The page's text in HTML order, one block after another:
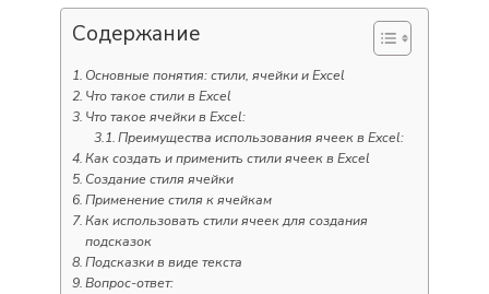
Содержание
Основные понятия: стили, ячейки и Excel
Что такое стили в Excel
Что такое ячейки в Excel:
Преимущества использования ячеек в Excel:
Как создать и применить стили ячеек в Excel
Создание стиля ячейки
Применение стиля к ячейкам
Как использовать стили ячеек для создания
подсказок
Подсказки в виде текста
Вопрос-ответ: